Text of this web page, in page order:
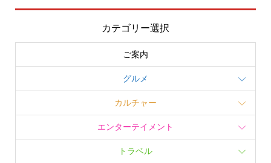
カテゴリー選択
ご案内
グルメ
カルチャー
エンターテイメント
トラベル